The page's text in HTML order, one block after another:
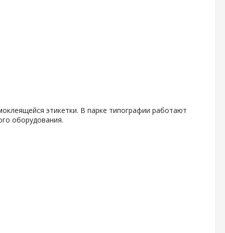
этикетки. В парке типографии работают
оборудования.